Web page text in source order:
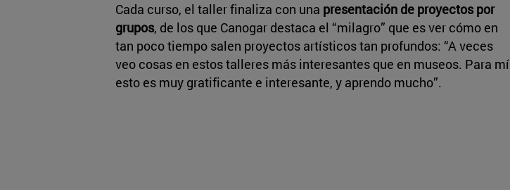
Cada curso, el taller finaliza con una presentación de proyectos por
grupos, de los que Canogar destaca el “milagro” que es ver cómo en
tan poco tiempo salen proyectos artísticos tan profundos: “A veces
veo cosas en estos talleres más interesantes que en museos. Para mí
esto es muy gratificante e interesante, y aprendo mucho”.